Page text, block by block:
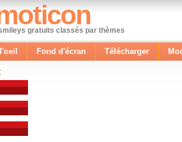
gratuits classés par thèmes
Fond d'écran Télécharger